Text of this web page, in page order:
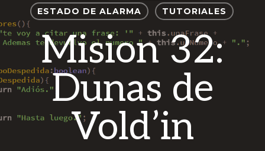
ESTADO DE ALARMA
TUTORIALES
Mision 32:
Dunas de
Vold’in